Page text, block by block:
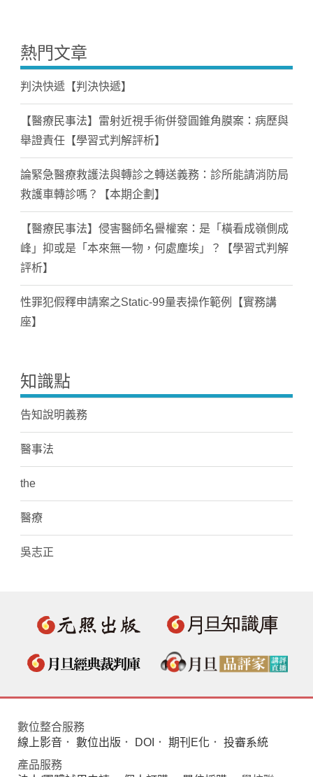
熱門文章
判決快遞【判決快遞】
【醫療民事法】雷射近視手術併發圓錐角膜案：病歷與
舉證責任【學習式判解評析】
論緊急醫療救護法與轉診之轉送義務：診所能請消防局
救護車轉診嗎？【本期企劃】
【醫療民事法】侵害醫師名譽權案：是「橫看成嶺側成
峰」抑或是「本來無一物，何處塵埃」？【學習式判解
評析】
性罪犯假釋申請案之Static-99量表操作範例【實務講
座】
知識點
告知說明義務
醫事法
the
醫療
吳志正
數位整合服務
線上影音 ． 數位出版 ． DOI ． 期刊E化 ． 投審系統
產品服務